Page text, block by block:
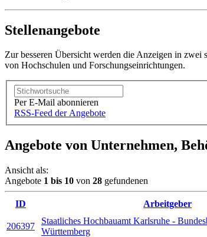
Stellenangebote
Zur besseren Übersicht werden die Anzeigen in zwei
von Hochschulen und Forschungseinrichtungen.
Per E-Mail abonnieren
RSS-Feed der Angebote
Angebote von Unternehmen,
Ansicht als:
Angebote 1 bis 10 von 28 gefundenen
ID Arbeitgeber
206397
Staatliches Hochbauamt Karlsruhe -
Württemberg